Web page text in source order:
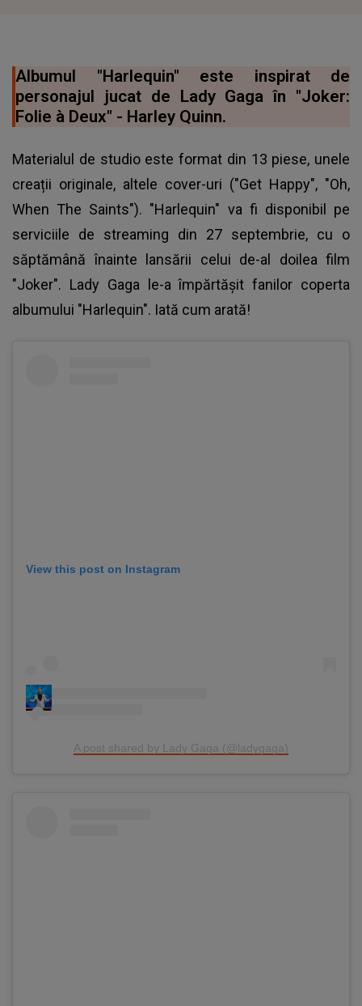
Albumul "Harlequin" este inspirat de
personajul jucat de Lady Gaga în "Joker:
Folie à Deux" - Harley Quinn.
Materialul de studio este format din 13 piese, unele
creații originale, altele cover-uri ("Get Happy", "Oh,
When The Saints"). "Harlequin" va fi disponibil pe
serviciile de streaming din 27 septembrie, cu o
săptămână înainte lansării celui de-al doilea film
"Joker". Lady Gaga le-a împărtășit fanilor coperta
albumului "Harlequin". Iată cum arată!
View this post on Instagram
A post shared by Lady Gaga (@ladygaga)